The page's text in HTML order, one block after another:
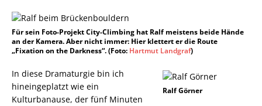
Für sein Foto-Projekt City-Climbing hat Ralf meistens beide Hände
an der Kamera. Aber nicht immer: Hier klettert er die Route
„Fixation on the Darkness“. (Foto: Hartmut Landgraf)
Ralf Görner
In diese Dramaturgie bin ich
hineingeplatzt wie ein
Kulturbanause, der fünf Minuten